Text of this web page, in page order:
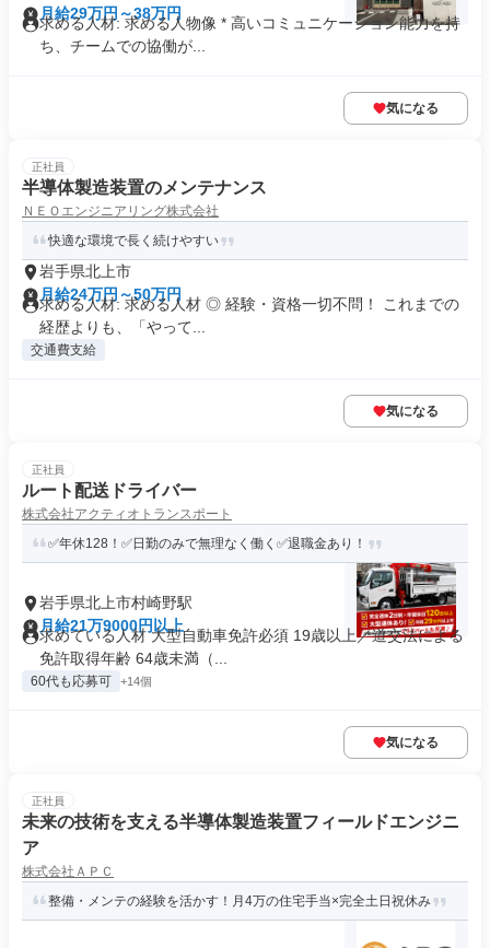
月給29万円～38万円
求める人材: 求める人物像 * 高いコミュニケーション能力を持
ち、チームでの協働が...
気になる
正社員
半導体製造装置のメンテナンス
ＮＥＯエンジニアリング株式会社
快適な環境で長く続けやすい
岩手県北上市
月給24万円～50万円
求める人材: 求める人材 ◎ 経験・資格一切不問！ これまでの
経歴よりも、「やって...
交通費支給
気になる
正社員
ルート配送ドライバー
株式会社アクティオトランスポート
✅年休128！✅日勤のみで無理なく働く✅退職金あり！
岩手県北上市村崎野駅
月給21万9000円以上
求めている人材 大型自動車免許必須 19歳以上／道交法による
免許取得年齢 64歳未満（...
60代も応募可 +14個
気になる
正社員
未来の技術を支える半導体製造装置フィールドエンジニ
ア
株式会社ＡＰＣ
整備・メンテの経験を活かす！月4万の住宅手当×完全土日祝休み